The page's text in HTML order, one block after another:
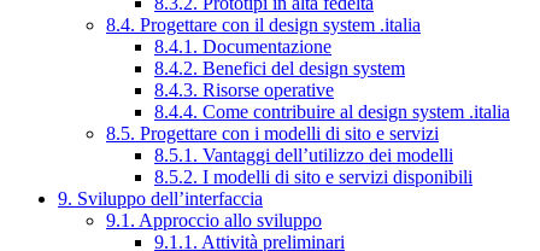
8.4. Progettare con il design system .italia
8.4.1. Documentazione
8.4.2. Benefici del design system
8.4.3. Risorse operative
8.4.4. Come contribuire al design system .italia
8.5. Progettare con i modelli di sito e servizi
8.5.1. Vantaggi dell’utilizzo dei modelli
8.5.2. I modelli di sito e servizi disponibili
9. Sviluppo dell’interfaccia
9.1. Approccio allo sviluppo
9.1.1. Attività preliminari